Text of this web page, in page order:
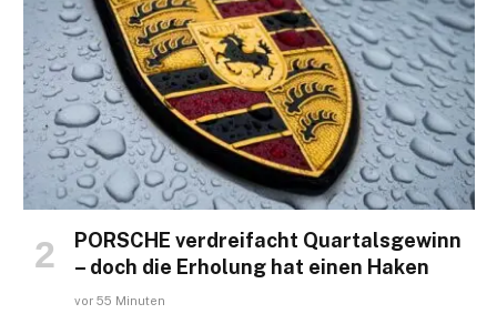
PORSCHE verdreifacht Quartalsgewinn
– doch die Erholung hat einen Haken
vor 55 Minuten